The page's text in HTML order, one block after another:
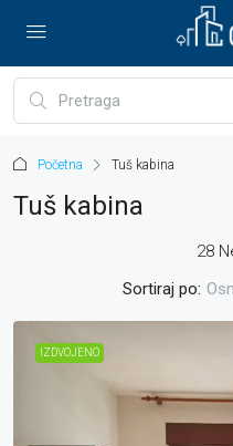
Početna Tuš kabina
Tuš kabina
28
Sortiraj po:
IZDVOJENO